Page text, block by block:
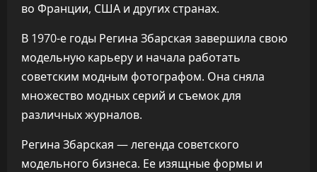
во Франции, США и других странах.
В 1970-е годы Регина Збарская завершила свою
модельную карьеру и начала работать
советским модным фотографом. Она сняла
множество модных серий и съемок для
различных журналов.
Регина Збарская — легенда советского
модельного бизнеса. Ее изящные формы и